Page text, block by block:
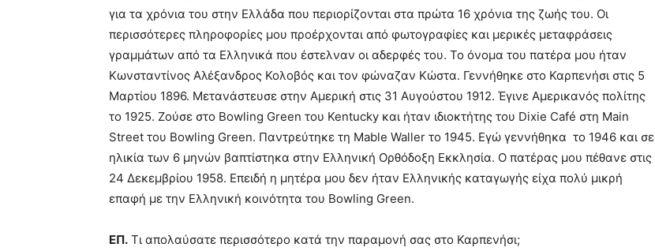
για τα χρόνια του στην Ελλάδα που περιορίζονται στα πρώτα 16 χρόνια της ζωής του. Οι
περισσότερες πληροφορίες μου προέρχονται από φωτογραφίες και μερικές μεταφράσεις
γραμμάτων από τα Ελληνικά που έστελναν οι αδερφές του. Το όνομα του πατέρα μου ήταν
Κωνσταντίνος Αλέξανδρος Κολοβός και τον φώναζαν Κώστα. Γεννήθηκε στο Καρπενήσι στις 5
Μαρτίου 1896. Μετανάστευσε στην Αμερική στις 31 Αυγούστου 1912. Έγινε Αμερικανός πολίτης
το 1925. Ζούσε στο Bowling Green του Kentucky και ήταν ιδιοκτήτης του Dixie Café στη Main
Street του Bowling Green. Παντρεύτηκε τη Mable Waller το 1945. Εγώ γεννήθηκα το 1946 και σε
ηλικία των 6 μηνών βαπτίστηκα στην Ελληνική Ορθόδοξη Εκκλησία. Ο πατέρας μου πέθανε στις
24 Δεκεμβρίου 1958. Επειδή η μητέρα μου δεν ήταν Ελληνικής καταγωγής είχα πολύ μικρή
επαφή με την Ελληνική κοινότητα του Bowling Green.
ΕΠ. Τι απολαύσατε περισσότερο κατά την παραμονή σας στο Καρπενήσι;